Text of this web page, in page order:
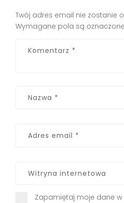
Twój adres email nie zostanie
Wymagane pola są oznaczone
Zapamiętaj moje dane